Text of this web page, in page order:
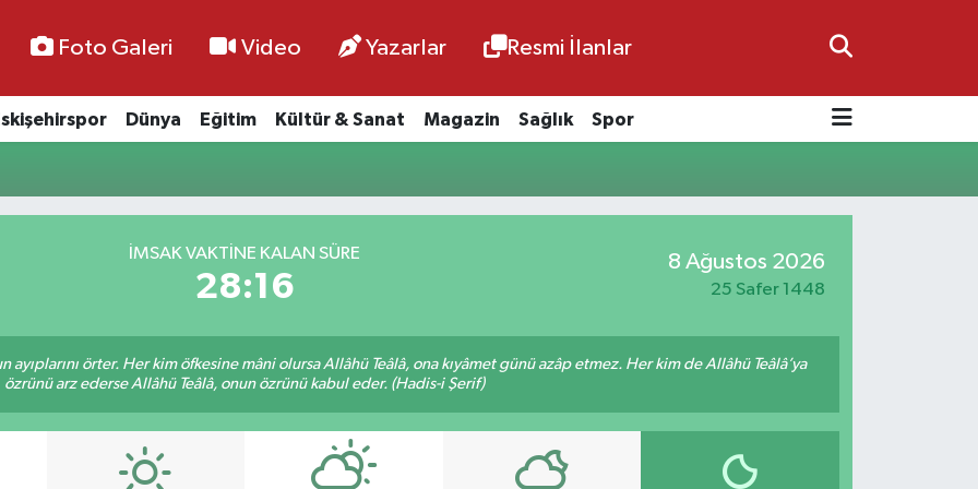
Foto Galeri Video Yazarlar Resmi İlanlar
Dünya Eğitim Kültür & Sanat Magazin Sağlık Spor
İMSAK VAKTİNE KALAN SÜRE
28:15
8 Ağustos 2026
25 Safer 1448
ayıplarını örter. Her kim öfkesine mâni olursa Allâhü Teâlâ, ona kıyâmet günü azâp etmez. Her kim de Allâhü Teâlâ’ya
özrünü arz ederse Allâhü Teâlâ, onun özrünü kabul eder. (Hadis-i Şerif)